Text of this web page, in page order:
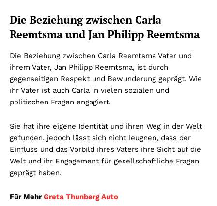
Die Beziehung zwischen Carla
Reemtsma und Jan Philipp Reemtsma
Die Beziehung zwischen Carla Reemtsma Vater und
ihrem Vater, Jan Philipp Reemtsma, ist durch
gegenseitigen Respekt und Bewunderung geprägt. Wie
ihr Vater ist auch Carla in vielen sozialen und
politischen Fragen engagiert.
Sie hat ihre eigene Identität und ihren Weg in der Welt
gefunden, jedoch lässt sich nicht leugnen, dass der
Einfluss und das Vorbild ihres Vaters ihre Sicht auf die
Welt und ihr Engagement für gesellschaftliche Fragen
geprägt haben.
Für MehrGreta Thunberg Auto